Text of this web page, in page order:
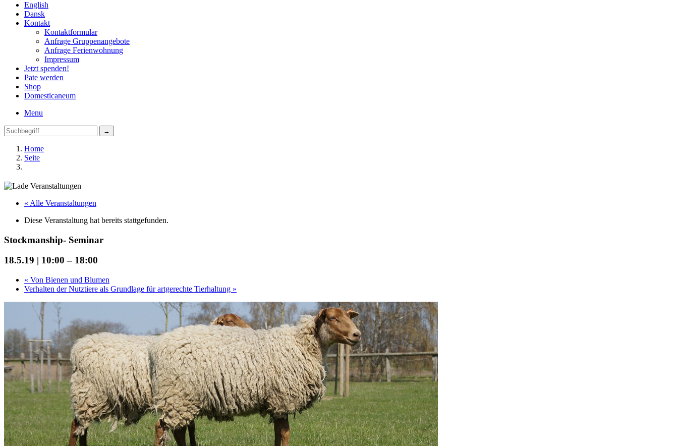
English
Dansk
Kontakt
Kontaktformular
Anfrage Gruppenangebote
Anfrage Ferienwohnung
Impressum
Jetzt spenden!
Pate werden
Shop
Domesticaneum
Menu
Home
Seite
« Alle Veranstaltungen
Diese Veranstaltung hat bereits stattgefunden.
Stockmanship- Seminar
18.5.19 | 10:00 – 18:00
« Von Bienen und Blumen
Verhalten der Nutztiere als Grundlage für artgerechte Tierhaltung »